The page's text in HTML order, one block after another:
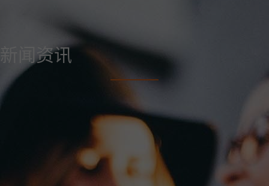
智汇商场数字化解决方案
商场快速招商！
多门店管理 统一会员、营销管理 统一收银
收银软硬件全套支持
连锁品牌数字化平台解决方案
新闻资讯